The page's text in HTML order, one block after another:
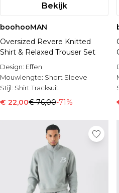
Bekijk
boohooMAN
Oversized Revere Knitted
Shirt & Relaxed Trouser Set
Design: Effen
Mouwlengte: Short Sleeve
Stijl: Shirt Tracksuit
€ 22,00€ 76,00-71%